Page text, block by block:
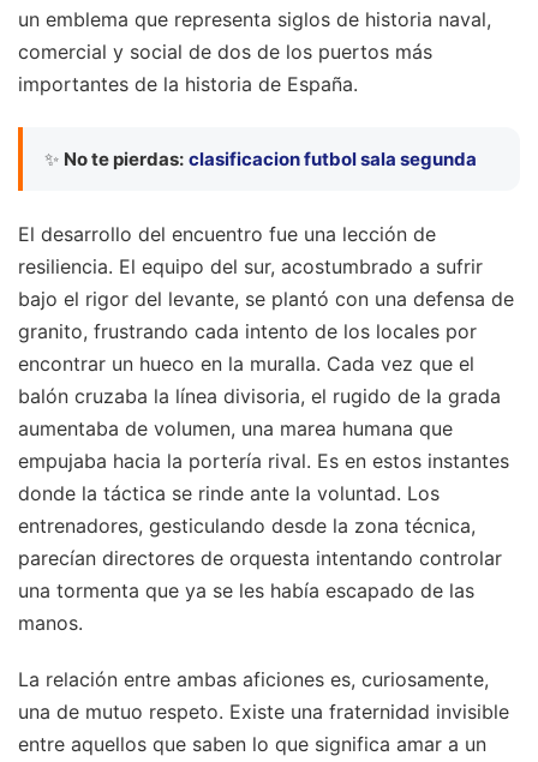
un emblema que representa siglos de historia naval,
comercial y social de dos de los puertos más
importantes de la historia de España.
✨ No te pierdas: clasificacion futbol sala segunda
El desarrollo del encuentro fue una lección de
resiliencia. El equipo del sur, acostumbrado a sufrir
bajo el rigor del levante, se plantó con una defensa de
granito, frustrando cada intento de los locales por
encontrar un hueco en la muralla. Cada vez que el
balón cruzaba la línea divisoria, el rugido de la grada
aumentaba de volumen, una marea humana que
empujaba hacia la portería rival. Es en estos instantes
donde la táctica se rinde ante la voluntad. Los
entrenadores, gesticulando desde la zona técnica,
parecían directores de orquesta intentando controlar
una tormenta que ya se les había escapado de las
manos.
La relación entre ambas aficiones es, curiosamente,
una de mutuo respeto. Existe una fraternidad invisible
entre aquellos que saben lo que significa amar a un